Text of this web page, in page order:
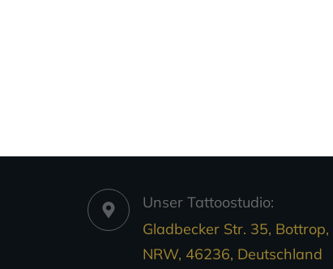
Unser Tattoostudio:
Gladbecker Str. 35, Bottrop,
NRW, 46236, Deutschland